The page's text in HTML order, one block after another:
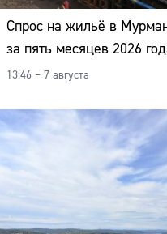
Спрос на жильё в
за пять месяцев 2026
13:46 – 7 августа